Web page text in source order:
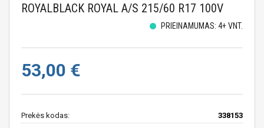
ROYALBLACK ROYAL A/S 215/60 R17 100V
PRIEINAMUMAS: 4+ VNT.
53,00 €
Prekės kodas: 338153